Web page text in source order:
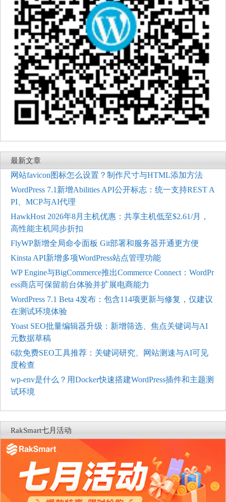
最新文章
网站favicon图标怎么设置？制作尺寸与HTML添加方法
WordPress 7.1新增Abilities API公开标志：统一支持REST A
PI、MCP与AI代理
HawkHost 2026年8月主机优惠：共享主机低至$2.61/月，
高性能主机同步折扣
FlyWP新增全局命令面板 Git部署和服务器开通更方便
Kinsta API新增多项WordPress站点管理功能
WP Engine与BigCommerce推出Commerce Connect：WordPr
ess商店可保留前台体验并扩展电商能力
WordPress 7.1 Beta 4发布：包含114项更新与修复，仅建议
在测试环境体验
Yoast SEO批量编辑器升级：新增筛选、焦点关键词与AI
元数据草稿
6款免费SEO工具推荐：关键词研究、网站测速与AI可见
度检查
wp-env是什么？用Docker快速搭建WordPress插件和主题测
试环境
RakSmart七月活动